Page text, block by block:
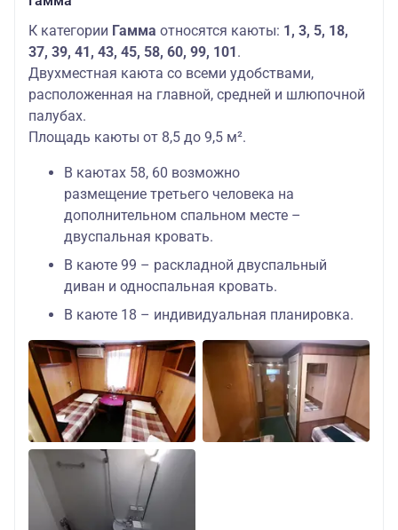
К категории Гамма относятся каюты: 1, 3, 5, 18,
37, 39, 41, 43, 45, 58, 60, 99, 101 .
Двухместная каюта со всеми удобствами,
расположенная на главной, средней и шлюпочной
палубах.
Площадь каюты от 8,5 до 9,5 м².
В каютах 58, 60 возможно
размещение третьего человека на
дополнительном спальном месте –
двуспальная кровать.
В каюте 99 – раскладной двуспальный
диван и односпальная кровать.
В каюте 18 – индивидуальная планировка.